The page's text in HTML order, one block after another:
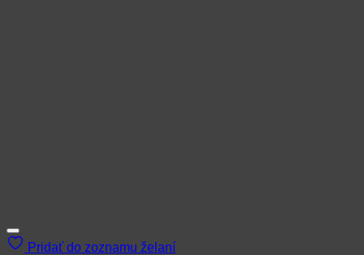
Pridať do zoznamu želaní